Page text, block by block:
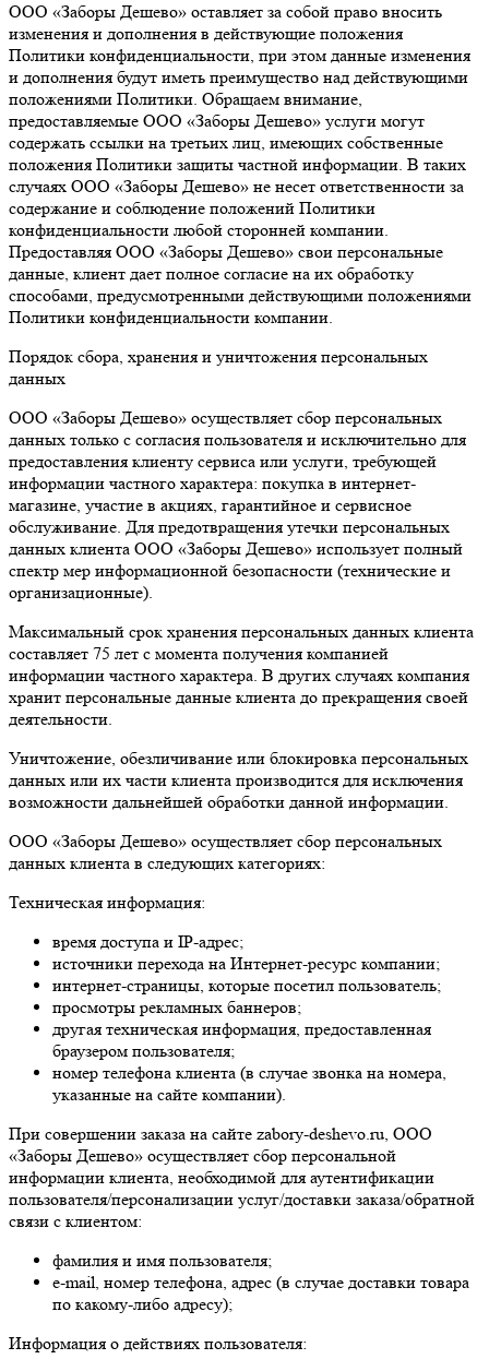
ООО «Заборы Дешево» оставляет за собой право вносить
изменения и дополнения в действующие положения
Политики конфиденциальности, при этом данные изменения
и дополнения будут иметь преимущество над действующими
положениями Политики. Обращаем внимание,
предоставляемые ООО «Заборы Дешево» услуги могут
содержать ссылки на третьих лиц, имеющих собственные
положения Политики защиты частной информации. В таких
случаях ООО «Заборы Дешево» не несет ответственности за
содержание и соблюдение положений Политики
конфиденциальности любой сторонней компании.
Предоставляя ООО «Заборы Дешево» свои персональные
данные, клиент дает полное согласие на их обработку
способами, предусмотренными действующими положениями
Политики конфиденциальности компании.
Порядок сбора, хранения и уничтожения персональных
данных
ООО «Заборы Дешево» осуществляет сбор персональных
данных только с согласия пользователя и исключительно для
предоставления клиенту сервиса или услуги, требующей
информации частного характера: покупка в интернет-
магазине, участие в акциях, гарантийное и сервисное
обслуживание. Для предотвращения утечки персональных
данных клиента ООО «Заборы Дешево» использует полный
спектр мер информационной безопасности (технические и
организационные).
Максимальный срок хранения персональных данных клиента
составляет 75 лет с момента получения компанией
информации частного характера. В других случаях компания
хранит персональные данные клиента до прекращения своей
деятельности.
Уничтожение, обезличивание или блокировка персональных
данных или их части клиента производится для исключения
возможности дальнейшей обработки данной информации.
ООО «Заборы Дешево» осуществляет сбор персональных
данных клиента в следующих категориях:
Техническая информация:
время доступа и IP-адрес;
источники перехода на Интернет-ресурс компании;
интернет-страницы, которые посетил пользователь;
просмотры рекламных баннеров;
другая техническая информация, предоставленная
браузером пользователя;
номер телефона клиента (в случае звонка на номера,
указанные на сайте компании).
При совершении заказа на сайте zabory-deshevo.ru, ООО
«Заборы Дешево» осуществляет сбор персональной
информации клиента, необходимой для аутентификации
пользователя/персонализации услуг/доставки заказа/обратной
связи с клиентом:
фамилия и имя пользователя;
e-mail, номер телефона, адрес (в случае доставки товара
по какому-либо адресу);
Информация о действиях пользователя: